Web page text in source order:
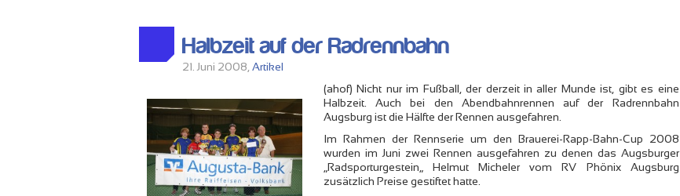
Halbzeit auf der Radrennbahn
21. Juni 2008, Artikel
(ahof) Nicht nur im Fußball, der derzeit in aller Munde ist, gibt es eine
Halbzeit. Auch bei den Abendbahnrennen auf der Radrennbahn
Augsburg ist die Hälfte der Rennen ausgefahren.
Im Rahmen der Rennserie um den Brauerei-Rapp-Bahn-Cup 2008
wurden im Juni zwei Rennen ausgefahren zu denen das Augsburger
„Radsporturgestein„ Helmut Micheler vom RV Phönix Augsburg
zusätzlich Preise gestiftet hatte.